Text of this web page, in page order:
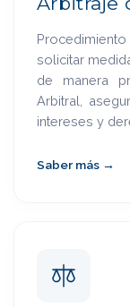
solicitar
de manera
Arbitral,
intereses y
Saber más →